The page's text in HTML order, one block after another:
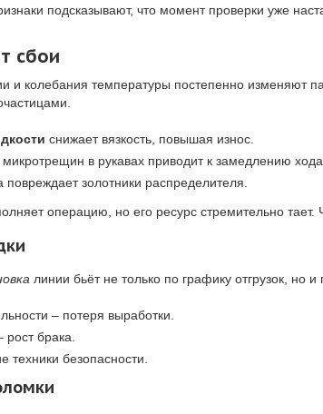
подсказывают, что момент проверки уже
сбои
и колебания температуры постепенно изменяют
снижает вязкость, повышая износ.
в рукавах приводит к замедлению хода
повреждает золотники распределителя.
операцию, но его ресурс стремительно тает.
линии бьёт не только по графику отгрузок,
– потеря выработки.
брака.
техники безопасности.